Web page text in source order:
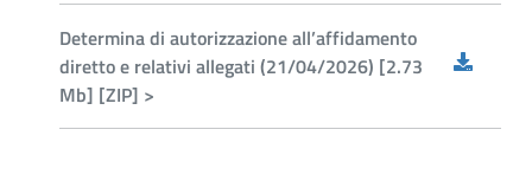
Determina di autorizzazione all’affidamento
diretto e relativi allegati (21/04/2026) [2.73
Mb] [ZIP] >